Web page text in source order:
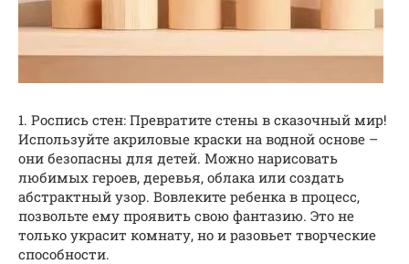
1. Роспись стен: Превратите стены в сказочный мир!
Используйте акриловые краски на водной основе –
они безопасны для детей. Можно нарисовать
любимых героев, деревья, облака или создать
абстрактный узор. Вовлеките ребенка в процесс,
позвольте ему проявить свою фантазию. Это не
только украсит комнату, но и разовьет творческие
способности.